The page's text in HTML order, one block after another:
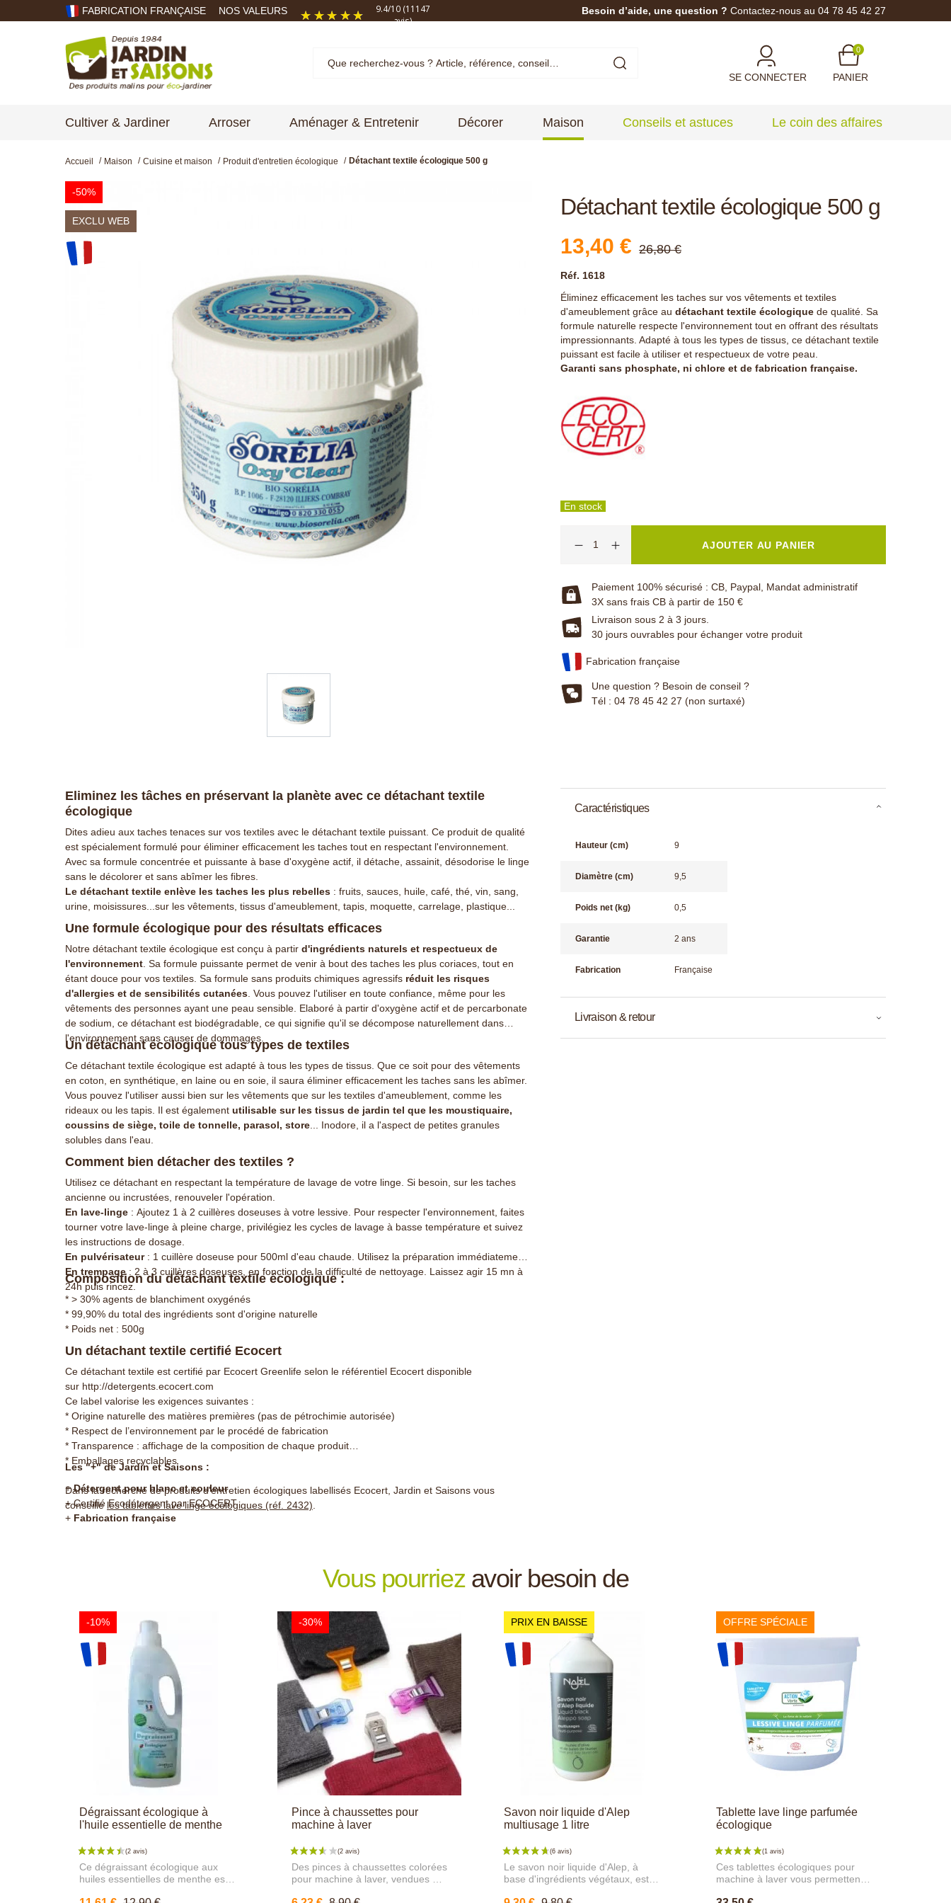
FABRICATION FRANÇAISE NOS VALEURS
avis)
Besoin d’aide, une question ? Contactez-nous au 04 78 45 42 27
SE CONNECTER PANIER
0
Cultiver & Jardiner Arroser Aménager & Entretenir Décorer Maison Conseils et astuces Le coin des affaires
Accueil Maison Cuisine et maison Produit d'entretien écologique Détachant textile écologique 500 g
-50%
EXCLU WEB
Détachant textile écologique 500 g
13,40 € 26,80 €
Réf. 1618
Éliminez efficacement les taches sur vos vêtements et textiles
d'ameublement grâce au détachant textile écologiquede qualité. Sa
formule naturelle respecte l'environnement tout en offrant des résultats
impressionnants. Adapté à tous les types de tissus, ce détachant textile
puissant est facile à utiliser et respectueux de votre peau.
Garanti sans phosphate, ni chlore et de fabrication française.
En stock
AJOUTER AU PANIER
Paiement 100% sécurisé : CB, Paypal, Mandat administratif
3X sans frais CB à partir de 150 €
Livraison sous 2 à 3 jours.
30 jours ouvrables pour échanger votre produit
Fabrication française
Une question ? Besoin de conseil ?
Tél : 04 78 45 42 27 (non surtaxé)
Eliminez les tâches en préservant la planète avec ce détachant textile
écologique
Dites adieu aux taches tenaces sur vos textiles avec le détachant textile puissant. Ce produit de qualité
est spécialement formulé pour éliminer efficacement les taches tout en respectant l'environnement.
Avec sa formule concentrée et puissante à base d'oxygène actif, il détache, assainit, désodorise le linge
sans le décolorer et sans abîmer les fibres.
Le détachant textile enlève les taches les plus rebelles : fruits, sauces, huile, café, thé, vin, sang,
urine, moisissures...sur les vêtements, tissus d'ameublement, tapis, moquette, carrelage, plastique...
Une formule écologique pour des résultats efficaces
Notre détachant textile écologique est conçu à partir d'ingrédients naturels et respectueux de
l'environnement . Sa formule puissante permet de venir à bout des taches les plus coriaces, tout en
étant douce pour vos textiles. Sa formule sans produits chimiques agressifs réduit les risques
d'allergies et de sensibilités cutanées . Vous pouvez l'utiliser en toute confiance, même pour les
vêtements des personnes ayant une peau sensible. Elaboré à partir d'oxygène actif et de percarbonate
de sodium, ce détachant est biodégradable, ce qui signifie qu'il se décompose naturellement dans
l'environnement sans causer de dommages.
Un détachant écologique tous types de textiles
Ce détachant textile écologique est adapté à tous les types de tissus. Que ce soit pour des vêtements
en coton, en synthétique, en laine ou en soie, il saura éliminer efficacement les taches sans les abîmer.
Vous pouvez l'utiliser aussi bien sur les vêtements que sur les textiles d'ameublement, comme les
rideaux ou les tapis. Il est également utilisable sur les tissus de jardin tel que les moustiquaire,
coussins de siège, toile de tonnelle, parasol, store ... Inodore, il a l'aspect de petites granules
solubles dans l'eau.
Comment bien détacher des textiles ?
Utilisez ce détachant en respectant la température de lavage de votre linge. Si besoin, sur les taches
ancienne ou incrustées, renouveler l'opération.
En lave-linge : Ajoutez 1 à 2 cuillères doseuses à votre lessive. Pour respecter l'environnement, faites
tourner votre lave-linge à pleine charge, privilégiez les cycles de lavage à basse température et suivez
les instructions de dosage.
En pulvérisateur: 1 cuillère doseuse pour 500ml d'eau chaude. Utilisez la préparation immédiatement.
En trempage: 2 à 3 cuillères doseuses, en fonction de la difficulté de nettoyage. Laissez agir 15 mn à
24h puis rincez.
Composition du détachant textile écologique :
* > 30% agents de blanchiment oxygénés
* 99,90% du total des ingrédients sont d'origine naturelle
* Poids net : 500g
Un détachant textile certifié Ecocert
Ce détachant textile est certifié par Ecocert Greenlife selon le référentiel Ecocert disponible
sur http://detergents.ecocert.com
Ce label valorise les exigences suivantes :
* Origine naturelle des matières premières (pas de pétrochimie autorisée)
* Respect de l’environnement par le procédé de fabrication
* Transparence : affichage de la composition de chaque produit
* Emballages recyclables
Dans la recherche de produits d'entretien écologiques labellisés Ecocert, Jardin et Saisons vous
conseilleles tablettes lave linge écologiques (réf. 2432)
Les "+" de Jardin et Saisons :
+Détergent pour blanc et couleur
+ Certifié Ecodétergent par ECOCERT
+ Fabrication française
Caractéristiques
Hauteur (cm) 9
Diamètre (cm) 9,5
Poids net (kg) 0,5
Garantie 2 ans
Fabrication Française
Livraison & retour
Vous pourriezavoir besoin de
-10%
Dégraissant écologique à
l'huile essentielle de menthe
Ce dégraissant écologique aux
huiles essentielles de menthe est
-30%
Pince à chaussettes pour
machine à laver
Des pinces à chaussettes colorées
pour machine à laver, vendues par
PRIX EN BAISSE
Savon noir liquide d'Alep
multiusage 1 litre
Le savon noir liquide d'Alep, à
base d'ingrédients végétaux, est la
OFFRE SPÉCIALE
Tablette lave linge parfumée
écologique
Ces tablettes écologiques pour
machine à laver vous permettent